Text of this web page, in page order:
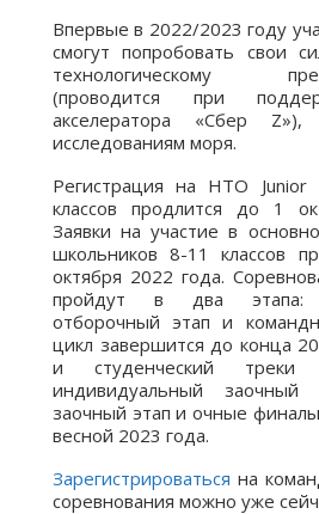
Впервые в 2022/2023 году
смогут попробовать свои
технологическому
(проводится при
акселератора «Сбер
исследованиям моря.
Регистрация на НТО Junior
классов продлится до 1
Заявки на участие в
школьников 8-11 классов
октября 2022 года.
пройдут в два этапа:
отборочный этап и
цикл завершится до конца
и студенческий
индивидуальный заочный
заочный этап и очные
весной 2023 года.
Зарегистрироваться на
соревнования можно уже